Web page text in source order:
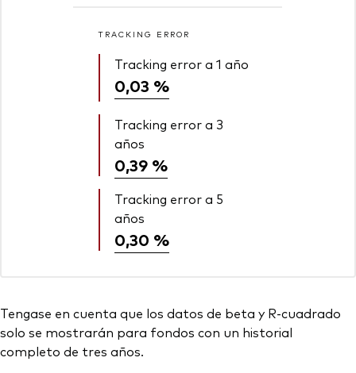
TRACKING ERROR
Tracking error a 1 año
0,03 %
Tracking error a 3
años
0,39 %
Tracking error a 5
años
0,30 %
Tengase en cuenta que los datos de beta y R-cuadrado
solo se mostrarán para fondos con un historial
completo de tres años.